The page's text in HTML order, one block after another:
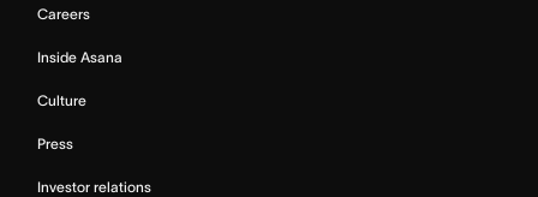
Careers
Inside Asana
Culture
Press
Investor relations